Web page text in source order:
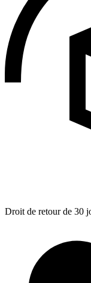
Droit de retour de 30